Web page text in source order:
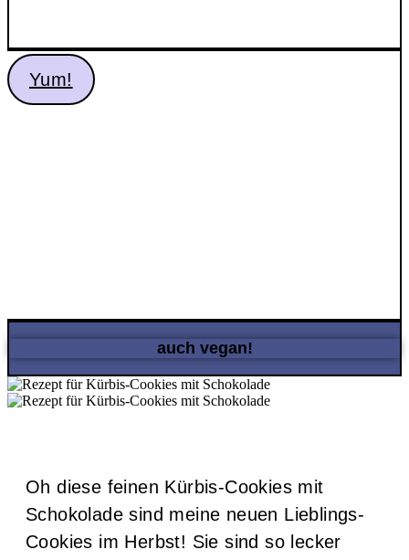
Yum!
auch vegan!
Oh diese feinen Kürbis-Cookies mit
Schokolade sind meine neuen Lieblings-
Cookies im Herbst! Sie sind so lecker